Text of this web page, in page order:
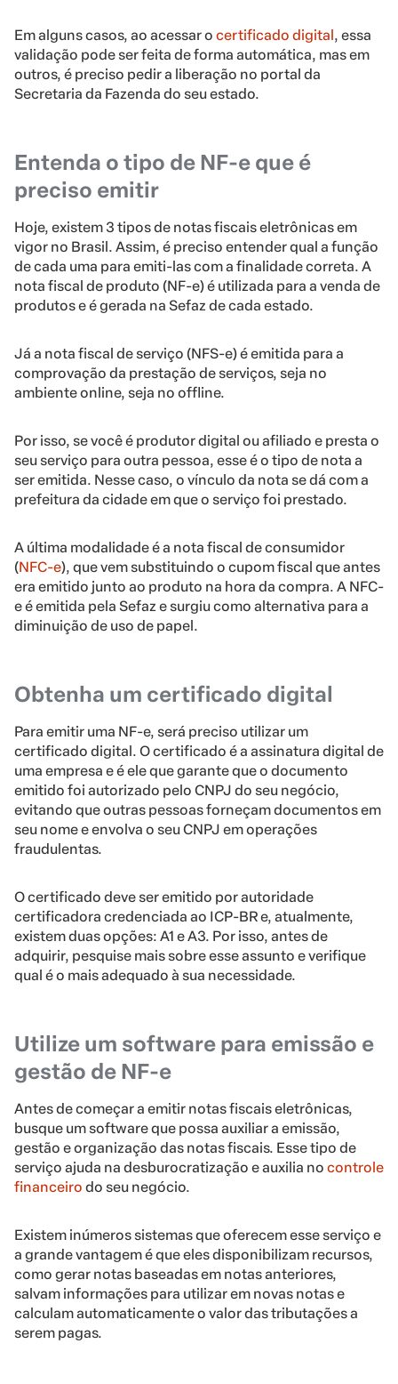
Em alguns casos, ao acessar o certificado digital , essa
validação pode ser feita de forma automática, mas em
outros, é preciso pedir a liberação no portal da
Secretaria da Fazenda do seu estado.
Entenda o tipo de NF-e que é
preciso emitir
Hoje, existem 3 tipos de notas fiscais eletrônicas em
vigor no Brasil. Assim, é preciso entender qual a função
de cada uma para emiti-las com a finalidade correta. A
nota fiscal de produto (NF-e) é utilizada para a venda de
produtos e é gerada na Sefaz de cada estado.
Já a nota fiscal de serviço (NFS-e) é emitida para a
comprovação da prestação de serviços, seja no
ambiente online, seja no offline.
Por isso, se você é produtor digital ou afiliado e presta o
seu serviço para outra pessoa, esse é o tipo de nota a
ser emitida. Nesse caso, o vínculo da nota se dá com a
prefeitura da cidade em que o serviço foi prestado.
A última modalidade é a nota fiscal de consumidor
(NFC-e), que vem substituindo o cupom fiscal que antes
era emitido junto ao produto na hora da compra. A NFC-
e é emitida pela Sefaz e surgiu como alternativa para a
diminuição de uso de papel.
Obtenha um certificado digital
Para emitir uma NF-e, será preciso utilizar um
certificado digital. O certificado é a assinatura digital de
uma empresa e é ele que garante que o documento
emitido foi autorizado pelo CNPJ do seu negócio,
evitando que outras pessoas forneçam documentos em
seu nome e envolva o seu CNPJ em operações
fraudulentas.
O certificado deve ser emitido por autoridade
certificadora credenciada ao ICP-BR e, atualmente,
existem duas opções: A1 e A3. Por isso, antes de
adquirir, pesquise mais sobre esse assunto e verifique
qual é o mais adequado à sua necessidade.
Utilize um software para emissão e
gestão de NF-e
Antes de começar a emitir notas fiscais eletrônicas,
busque um software que possa auxiliar a emissão,
gestão e organização das notas fiscais. Esse tipo de
serviço ajuda na desburocratização e auxilia no controle
financeiro do seu negócio.
Existem inúmeros sistemas que oferecem esse serviço e
a grande vantagem é que eles disponibilizam recursos,
como gerar notas baseadas em notas anteriores,
salvam informações para utilizar em novas notas e
calculam automaticamente o valor das tributações a
serem pagas.